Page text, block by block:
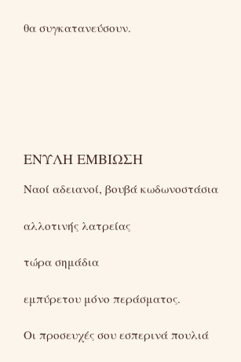
θα συγκατανεύσουν.
ΕΝΥΛΗ ΕΜΒΙΩΣΗ
Ναοί αδειανοί, βουβά κωδωνοστάσια
αλλοτινής λατρείας
τώρα σημάδια
εμπύρετου μόνο περάσματος.
Οι προσευχές σου εσπερινά πουλιά